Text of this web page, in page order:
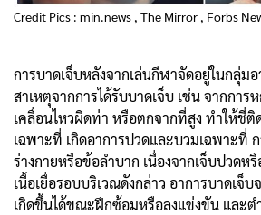
Credit Pics : min.news , The Mirror , Forbs
การบาดเจ็บหลังจากเล่นกีฬาจัดอยู่ในกลุ่มอ
สาเหตุจากการได้รับบาดเจ็บ เช่น จากการ
เคลื่อนไหวผิดท่า หรือตกจากที่สูง ทำให้ชี่ติ
เฉพาะที่ เกิดอาการปวดและบวมเฉพาะที่
ร่างกายหรือข้อลำบาก เนื่องจากเจ็บปวดห
เนื้อเยื่อรอบบริเวณดังกล่าว อาการบาดเจ็
เกิดขึ้นได้ขณะฝึกซ้อมหรือลงแข่งขัน และต